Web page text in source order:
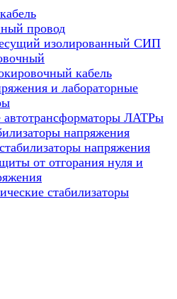
провод
изолированный СИП
кабель
и лабораторные
автотрансформаторы ЛАТРы
напряжения
напряжения
от отгорания нуля и
стабилизаторы